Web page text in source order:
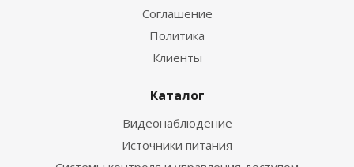
Соглашение
Политика
Клиенты
Каталог
Видеонаблюдение
Источники питания